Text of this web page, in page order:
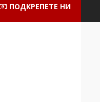
ПОДКРЕПЕТЕ НИ